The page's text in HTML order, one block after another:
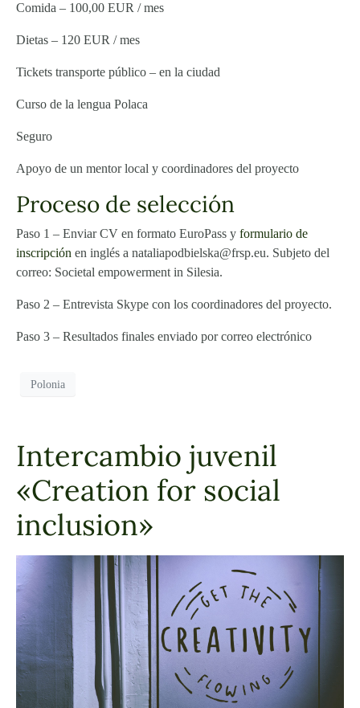
Comida – 100,00 EUR / mes
Dietas – 120 EUR / mes
Tickets transporte público – en la ciudad
Curso de la lengua Polaca
Seguro
Apoyo de un mentor local y coordinadores del proyecto
Proceso de selección
Paso 1 – Enviar CV en formato EuroPass y formulario de
inscripción en inglés a nataliapodbielska@frsp.eu. Subjeto del
correo: Societal empowerment in Silesia.
Paso 2 – Entrevista Skype con los coordinadores del proyecto.
Paso 3 – Resultados finales enviado por correo electrónico
Polonia
Intercambio juvenil
«Creation for social
inclusion»